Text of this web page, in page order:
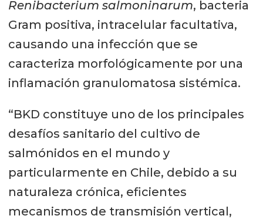
Renibacterium salmoninarum, bacteria
Gram positiva, intracelular facultativa,
causando una infección que se
caracteriza morfológicamente por una
inflamación granulomatosa sistémica.
“BKD constituye uno de los principales
desafíos sanitario del cultivo de
salmónidos en el mundo y
particularmente en Chile, debido a su
naturaleza crónica, eficientes
mecanismos de transmisión vertical,